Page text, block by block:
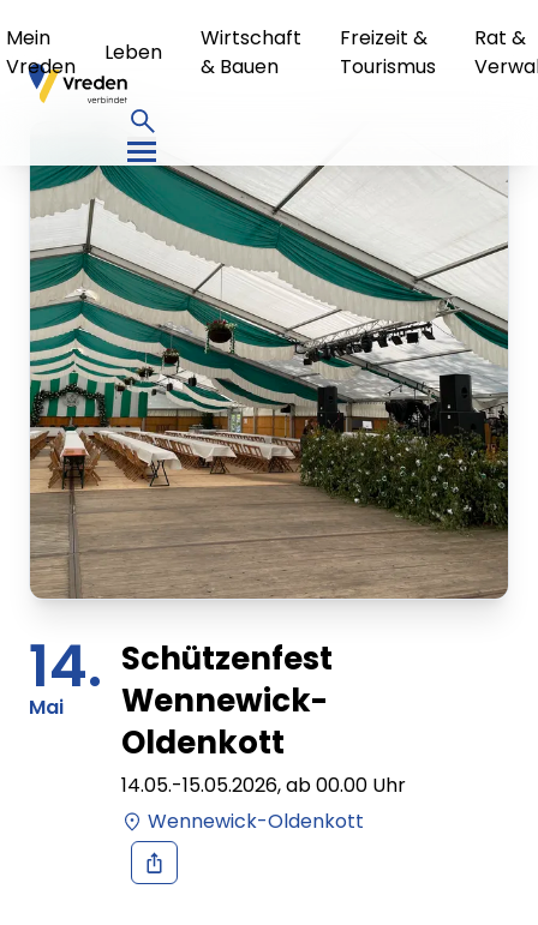
Mein
Vreden
Leben
Wirtschaft
& Bauen
Freizeit &
Tourismus
Rat &
14.
Mai
Schützenfest
Wennewick-
Oldenkott
14.05.-15.05.2026, ab00.00 Uhr
Wennewick-Oldenkott